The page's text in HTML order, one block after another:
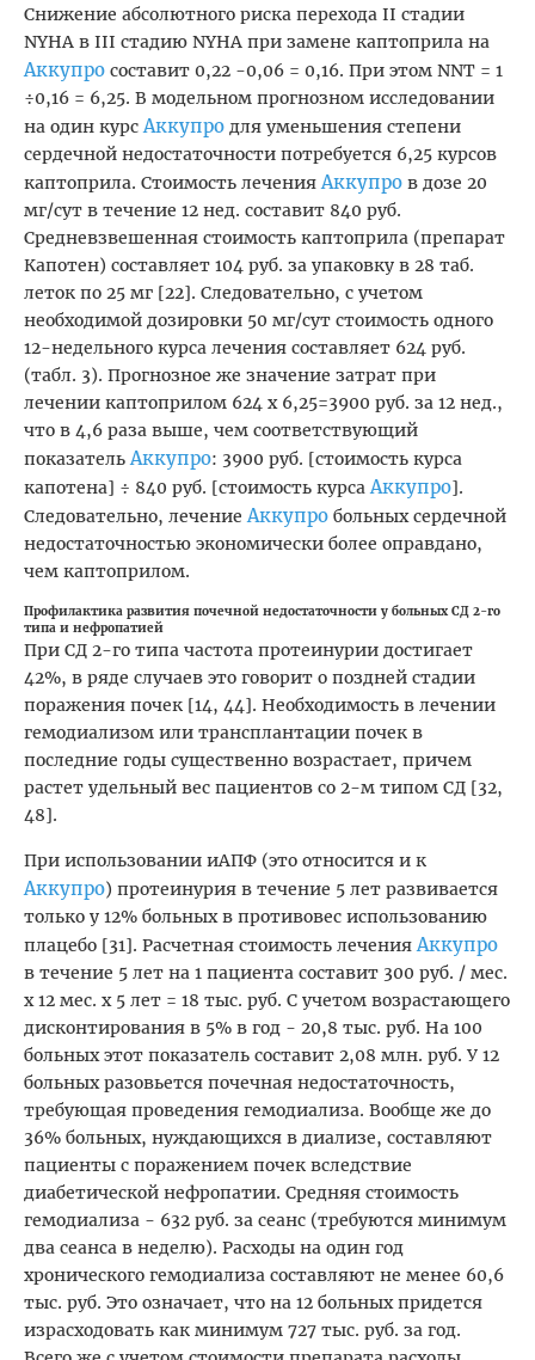
Снижение абсолютного риска перехода II стадии
NYHA в III стадию NYHA при замене каптоприла на
Аккупро составит 0,22 -0,06 = 0,16. При этом NNT = 1
÷0,16 = 6,25. В модельном прогнозном исследовании
на один курсАккупро для уменьшения степени
сердечной недостаточности потребуется 6,25 курсов
каптоприла. Стоимость леченияАккупро в дозе 20
мг/сут в течение 12 нед. составит 840 руб.
Средневзвешенная стоимость каптоприла (препарат
Капотен) составляет 104 руб. за упаковку в 28 таб.
леток по 25 мг [22]. Следовательно, с учетом
необходимой дозировки 50 мг/сут стоимость одного
12-недельного курса лечения составляет 624 руб.
(табл. 3). Прогнозное же значение затрат при
лечении каптоприлом 624 х 6,25=3900 руб. за 12 нед.,
что в 4,6 раза выше, чем соответствующий
показательАккупро: 3900 руб. [стоимость курса
капотена] ÷ 840 руб. [стоимость курсаАккупро].
Следовательно, лечениеАккупро больных сердечной
недостаточностью экономически более оправдано,
чем каптоприлом.
Профилактика развития почечной недостаточности у больных СД 2-го
типа и нефропатией
При СД 2-го типа частота протеинурии достигает
42%, в ряде случаев это говорит о поздней стадии
поражения почек [14, 44]. Необходимость в лечении
гемодиализом или трансплантации почек в
последние годы существенно возрастает, причем
растет удельный вес пациентов со 2-м типом СД [32,
48].
При использовании иАПФ (это относится и к
Аккупро) протеинурия в течение 5 лет развивается
только у 12% больных в противовес использованию
плацебо [31]. Расчетная стоимость леченияАккупро
в течение 5 лет на 1 пациента составит 300 руб. / мес.
х 12 мес. х 5 лет = 18 тыс. руб. С учетом возрастающего
дисконтирования в 5% в год - 20,8 тыс. руб. На 100
больных этот показатель составит 2,08 млн. руб. У 12
больных разовьется почечная недостаточность,
требующая проведения гемодиализа. Вообще же до
36% больных, нуждающихся в диализе, составляют
пациенты с поражением почек вследствие
диабетической нефропатии. Средняя стоимость
гемодиализа - 632 руб. за сеанс (требуются минимум
два сеанса в неделю). Расходы на один год
хронического гемодиализа составляют не менее 60,6
тыс. руб. Это означает, что на 12 больных придется
израсходовать как минимум 727 тыс. руб. за год.